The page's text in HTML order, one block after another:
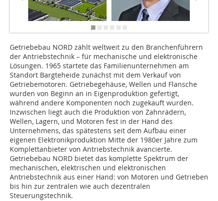
Getriebebau NORD zählt weltweit zu den Branchenführern
der Antriebstechnik – für mechanische und elektronische
Lösungen. 1965 startete das Familienunternehmen am
Standort Bargteheide zunächst mit dem Verkauf von
Getriebemotoren. Getriebegehäuse, Wellen und Flansche
wurden von Beginn an in Eigenproduktion gefertigt,
während andere Komponenten noch zugekauft wurden.
Inzwischen liegt auch die Produktion von Zahnrädern,
Wellen, Lagern, und Motoren fest in der Hand des
Unternehmens, das spätestens seit dem Aufbau einer
eigenen Elektronikproduktion Mitte der 1980er Jahre zum
Komplettanbieter von Antriebstechnik avancierte.
Getriebebau NORD bietet das komplette Spektrum der
mechanischen, elektrischen und elektronischen
Antriebstechnik aus einer Hand: von Motoren und Getrieben
bis hin zur zentralen wie auch dezentralen
Steuerungstechnik.